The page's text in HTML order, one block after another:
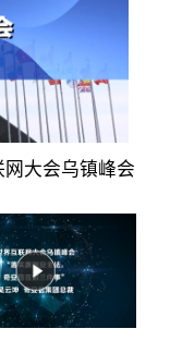
-天狗
安全分析技术
大会乌镇峰会